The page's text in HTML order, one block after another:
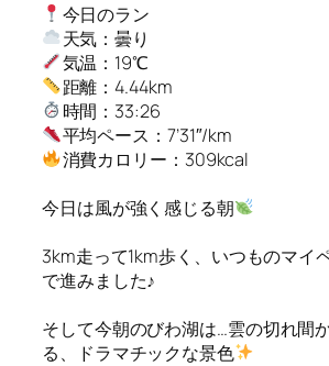
今日のラン
天気：曇り
気温：19℃
距離：4.44km
時間：33:26
平均ペース：7’31″/km
消費カロリー：309kcal
今日は風が強く感じる朝
3km走って1km歩く、いつものマイ
で進みました♪
そして今朝のびわ湖は…雲の切れ間
る、ドラマチックな景色